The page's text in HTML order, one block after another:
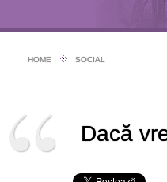
HOME SOCIAL
Dacă